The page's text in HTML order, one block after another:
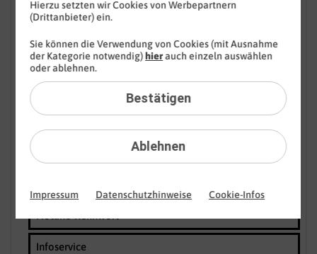
Kundendaten
Anschlussadresse
Infoservice
Hierzu setzten wir Cookies von Werbepartnern
(Drittanbieter) ein.
Ablehnen
Sie können die Verwendung von Cookies (mit Ausnahme
der Kategorie notwendig)hierauch einzeln auswählen
oder ablehnen.
Bestätigen
Impressum Datenschutzhinweise Cookie-Infos